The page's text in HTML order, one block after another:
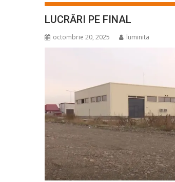
LUCRĂRI PE FINAL
octombrie 20, 2025 luminita